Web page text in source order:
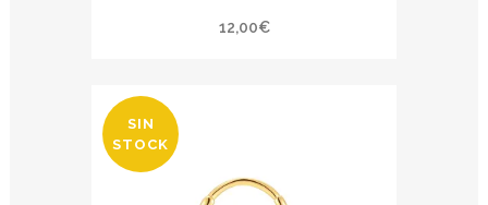
12,00€
SIN
STOCK